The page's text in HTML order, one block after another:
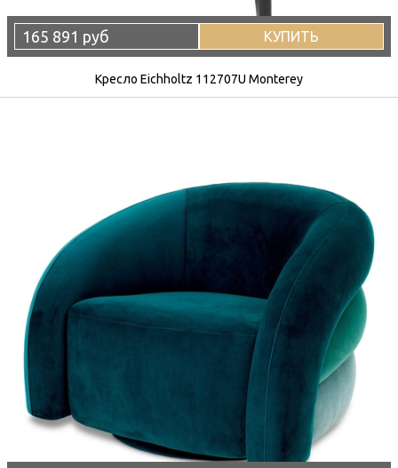
165 891 руб КУПИТЬ
Кресло Eichholtz 112707U Monterey